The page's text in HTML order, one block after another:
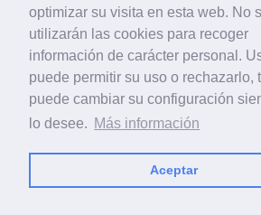
optimizar su visita en esta web. No
utilizarán las cookies para recoger
información de carácter personal.
puede permitir su uso o rechazarlo,
puede cambiar su configuración
lo desee. Más información
Aceptar
Ediciones Industria Gráfica, S.C.P.
Calle Fluvià 257, bajos, 08020 Barcelona
© 2001-2026 EDICIONES INDUSTRIA